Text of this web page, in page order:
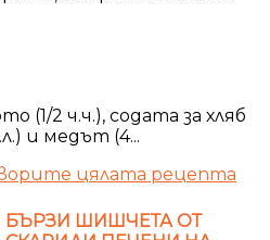
(1/2 ч.ч.), содата за хляб
и медът (4...
цялата рецепта
БЪРЗИ ШИШЧЕТА ОТ